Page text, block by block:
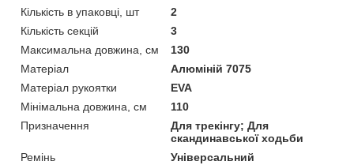
Кількість в упаковці, шт
2
Кількість секцій
3
Максимальна довжина, см
130
Матеріал
Алюміній 7075
Матеріал рукоятки
EVA
Мінімальна довжина, см
110
Призначення
Для трекінгу; Для
скандинавської ходьби
Ремінь
Універсальний